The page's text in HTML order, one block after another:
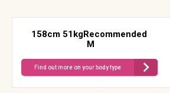
158cm 51kgRecommended
M
Find out more on your body type